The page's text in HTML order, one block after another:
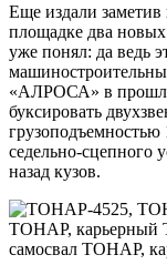
Еще издали заметив
площадке два
уже понял: да ведь
«АЛРОСА» в
буксировать
грузоподъемностью
седельно-сцепного
назад кузов.